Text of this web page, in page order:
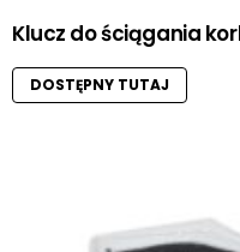
Klucz do ściągania
DOSTĘPNY TUTAJ